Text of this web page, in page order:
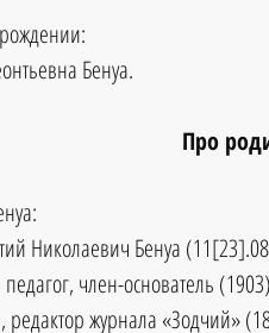
Бенуа.
Про
Николаевич Бенуа
педагог, член-основатель
редактор журнала «Зодчий»